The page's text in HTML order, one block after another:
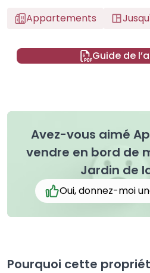
Appartements
Guide de
Avez-vous aimé
vendre en bord de
Jardin de
Oui, donnez-moi
Pourquoi cette